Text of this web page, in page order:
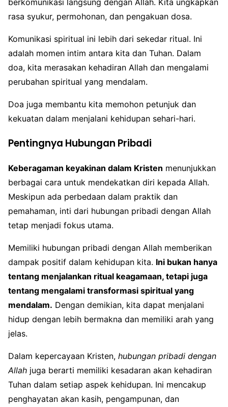
berkomunikasi langsung dengan Allah. Kita ungkapkan
rasa syukur, permohonan, dan pengakuan dosa.
Komunikasi spiritual ini lebih dari sekedar ritual. Ini
adalah momen intim antara kita dan Tuhan. Dalam
doa, kita merasakan kehadiran Allah dan mengalami
perubahan spiritual yang mendalam.
Doa juga membantu kita memohon petunjuk dan
kekuatan dalam menjalani kehidupan sehari-hari.
Pentingnya Hubungan Pribadi
Keberagaman keyakinan dalam Kristen menunjukkan
berbagai cara untuk mendekatkan diri kepada Allah.
Meskipun ada perbedaan dalam praktik dan
pemahaman, inti dari hubungan pribadi dengan Allah
tetap menjadi fokus utama.
Memiliki hubungan pribadi dengan Allah memberikan
dampak positif dalam kehidupan kita. Ini bukan hanya
tentang menjalankan ritual keagamaan, tetapi juga
tentang mengalami transformasi spiritual yang
mendalam. Dengan demikian, kita dapat menjalani
hidup dengan lebih bermakna dan memiliki arah yang
jelas.
Dalam kepercayaan Kristen, hubungan pribadi dengan
Allah juga berarti memiliki kesadaran akan kehadiran
Tuhan dalam setiap aspek kehidupan. Ini mencakup
penghayatan akan kasih, pengampunan, dan